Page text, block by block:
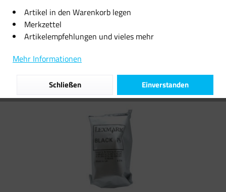
8,19 € *
Filtern
Artikel in den Warenkorb legen
Merkzettel
Artikelempfehlungen und vieles mehr
Mehr Informationen
Einverstanden
Schließen